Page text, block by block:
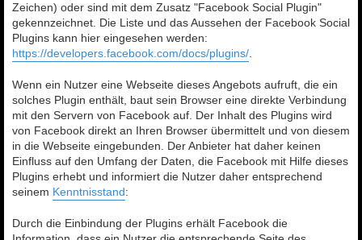
Zeichen) oder sind mit dem Zusatz "Facebook Social Plugin"
gekennzeichnet. Die Liste und das Aussehen der Facebook Social
Plugins kann hier eingesehen werden:
https://developers.facebook.com/docs/plugins/.
Wenn ein Nutzer eine Webseite dieses Angebots aufruft, die ein
solches Plugin enthält, baut sein Browser eine direkte Verbindung
mit den Servern von Facebook auf. Der Inhalt des Plugins wird
von Facebook direkt an Ihren Browser übermittelt und von diesem
in die Webseite eingebunden. Der Anbieter hat daher keinen
Einfluss auf den Umfang der Daten, die Facebook mit Hilfe dieses
Plugins erhebt und informiert die Nutzer daher entsprechend
seinem Kenntnisstand:
Durch die Einbindung der Plugins erhält Facebook die